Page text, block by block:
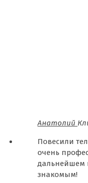
Анатолий
Повесили
очень
дальнейшем
знакомым!